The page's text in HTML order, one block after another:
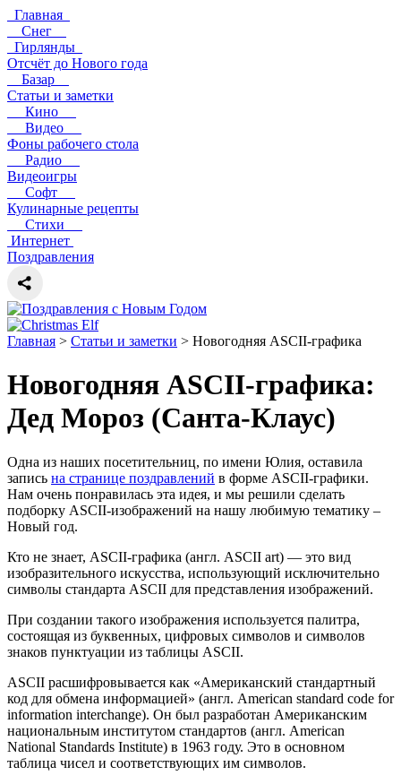
Главная
Снег
Гирлянды
Отсчёт до Нового года
Базар
Статьи и заметки
Кино
Видео
Фоны рабочего стола
Радио
Видеоигры
Софт
Кулинарные рецепты
Стихи
Интернет
Поздравления
Главная > Статьи и заметки > Новогодняя ASCII-графика
Новогодняя ASCII-графика:
Дед Мороз (Санта-Клаус)
Одна из наших посетительниц, по имени Юлия, оставила
запись на странице поздравлений в форме ASCII-графики.
Нам очень понравилась эта идея, и мы решили сделать
подборку ASCII-изображений на нашу любимую тематику –
Новый год.
Кто не знает, ASCII-графика (англ. ASCII art) — это вид
изобразительного искусства, использующий исключительно
символы стандарта ASCII для представления изображений.
При создании такого изображения используется палитра,
состоящая из буквенных, цифровых символов и символов
знаков пунктуации из таблицы ASCII.
ASCII расшифровывается как «Американский стандартный
код для обмена информацией» (англ. American standard code for
information interchange). Он был разработан Американским
национальным институтом стандартов (англ. American
National Standards Institute) в 1963 году. Это в основном
таблица чисел и соответствующих им символов.